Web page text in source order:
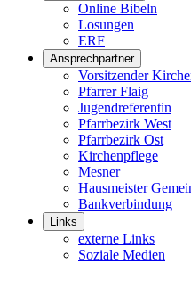
Online Bibeln
Losungen
ERF
Ansprechpartner
Vorsitzender
Pfarrer Flaig
Jugendreferentin
Pfarrbezirk West
Pfarrbezirk Ost
Kirchenpflege
Mesner
Hausmeister
Bankverbindung
Links
externe Links
Soziale Medien